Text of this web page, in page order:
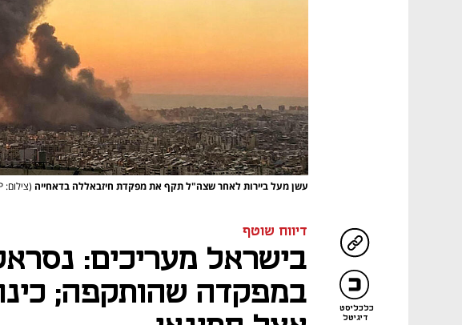
עשן מעל ביירות לאחר שצה"ל תקף את מפקדת חיזבאללה בדאחייה (צילום: AFP)
כלכליסט
דיגיטל
דיווח שוטף
בישראל מעריכים:
במפקדה שהותקפה;